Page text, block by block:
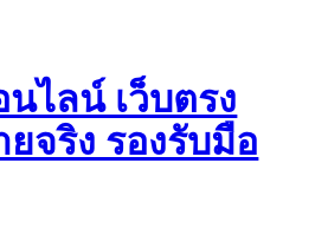
ไลน์ เว็บตรง
ยจริง รองรับมือ